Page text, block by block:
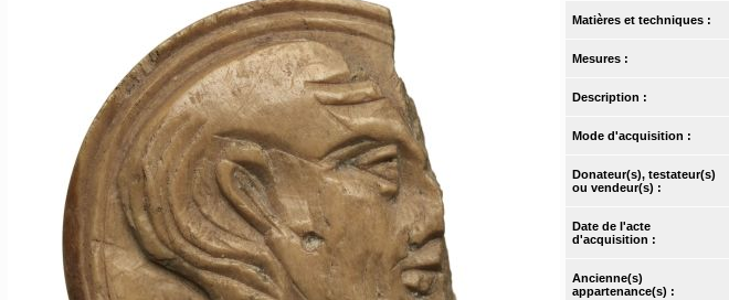
Matières et techniques :
Mesures :
Description :
Mode d'acquisition :
Donateur(s), testateur(s)
ou vendeur(s) :
Date de l'acte
d'acquisition :
Ancienne(s)
appartenance(s) :